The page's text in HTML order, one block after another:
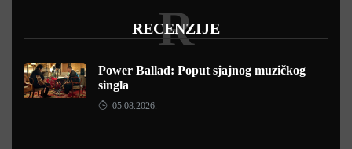
RECENZIJE
R
Power Ballad: Poput sjajnog muzičkog
singla
05.08.2026.